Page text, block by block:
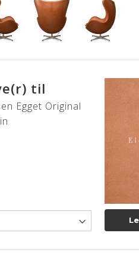
til
Egget Original